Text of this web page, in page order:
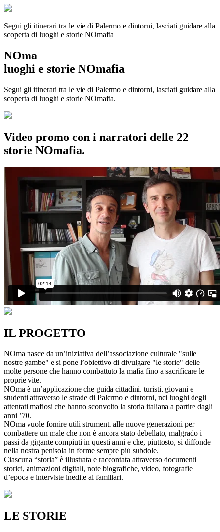
Segui gli itinerari tra le vie di Palermo e dintorni, lasciati guidare alla
scoperta di luoghi e storie NOmafia
NOma
luoghi e storie NOmafia
Segui gli itinerari tra le vie di Palermo e dintorni, lasciati guidare alla
scoperta di luoghi e storie NOmafia.
Video promo con i narratori delle 22
storie NOmafia.
IL PROGETTO
NOma nasce da un’iniziativa dell’associazione culturale "sulle
nostre gambe" e si pone l’obiettivo di divulgare "le storie" delle
molte persone che hanno combattuto la mafia fino a sacrificare le
proprie vite.
NOma è un’applicazione che guida cittadini, turisti, giovani e
studenti attraverso le strade di Palermo e dintorni, nei luoghi degli
attentati mafiosi che hanno sconvolto la storia italiana a partire dagli
anni ’70.
NOma vuole fornire utili strumenti alle nuove generazioni per
combattere un male che non è ancora stato debellato, malgrado i
passi da gigante compiuti in questi anni e che, piuttosto, si diffonde
nella nostra penisola in forme sempre più subdole.
Ciascuna “storia” è illustrata e raccontata attraverso documenti
storici, animazioni digitali, note biografiche, video, fotografie
d’epoca e interviste inedite ai familiari.
LE STORIE